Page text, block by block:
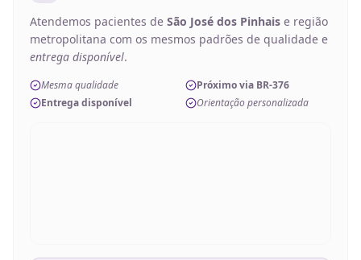
Atendemos pacientes de São José dos Pinhais e região
metropolitana com os mesmos padrões de qualidade e
entrega disponível.
Mesma qualidade
Próximo via BR-376
Entrega disponível
Orientação personalizada